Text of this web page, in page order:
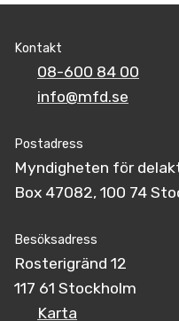
Kontakt
08-600 84 00
info@mfd.se
Postadress
Myndigheten för
Box 47082, 100 74
Besöksadress
Rosterigränd 12
117 61 Stockholm
Karta